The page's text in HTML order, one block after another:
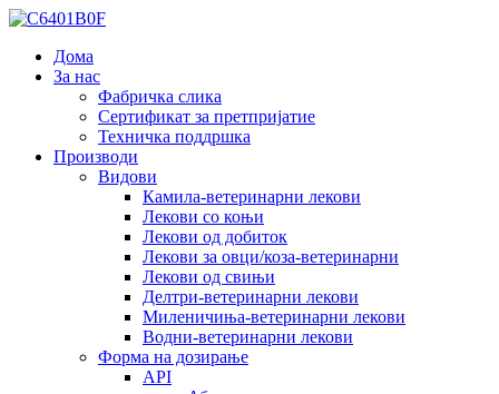
Дома
За нас
Фабричка слика
Сертификат за претпријатие
Техничка поддршка
Производи
Видови
Камила-ветеринарни лекови
Лекови со коњи
Лекови од добиток
Лекови за овци/коза-ветеринарни
Лекови од свињи
Делтри-ветеринарни лекови
Миленичиња-ветеринарни лекови
Водни-ветеринарни лекови
Форма на дозирање
API